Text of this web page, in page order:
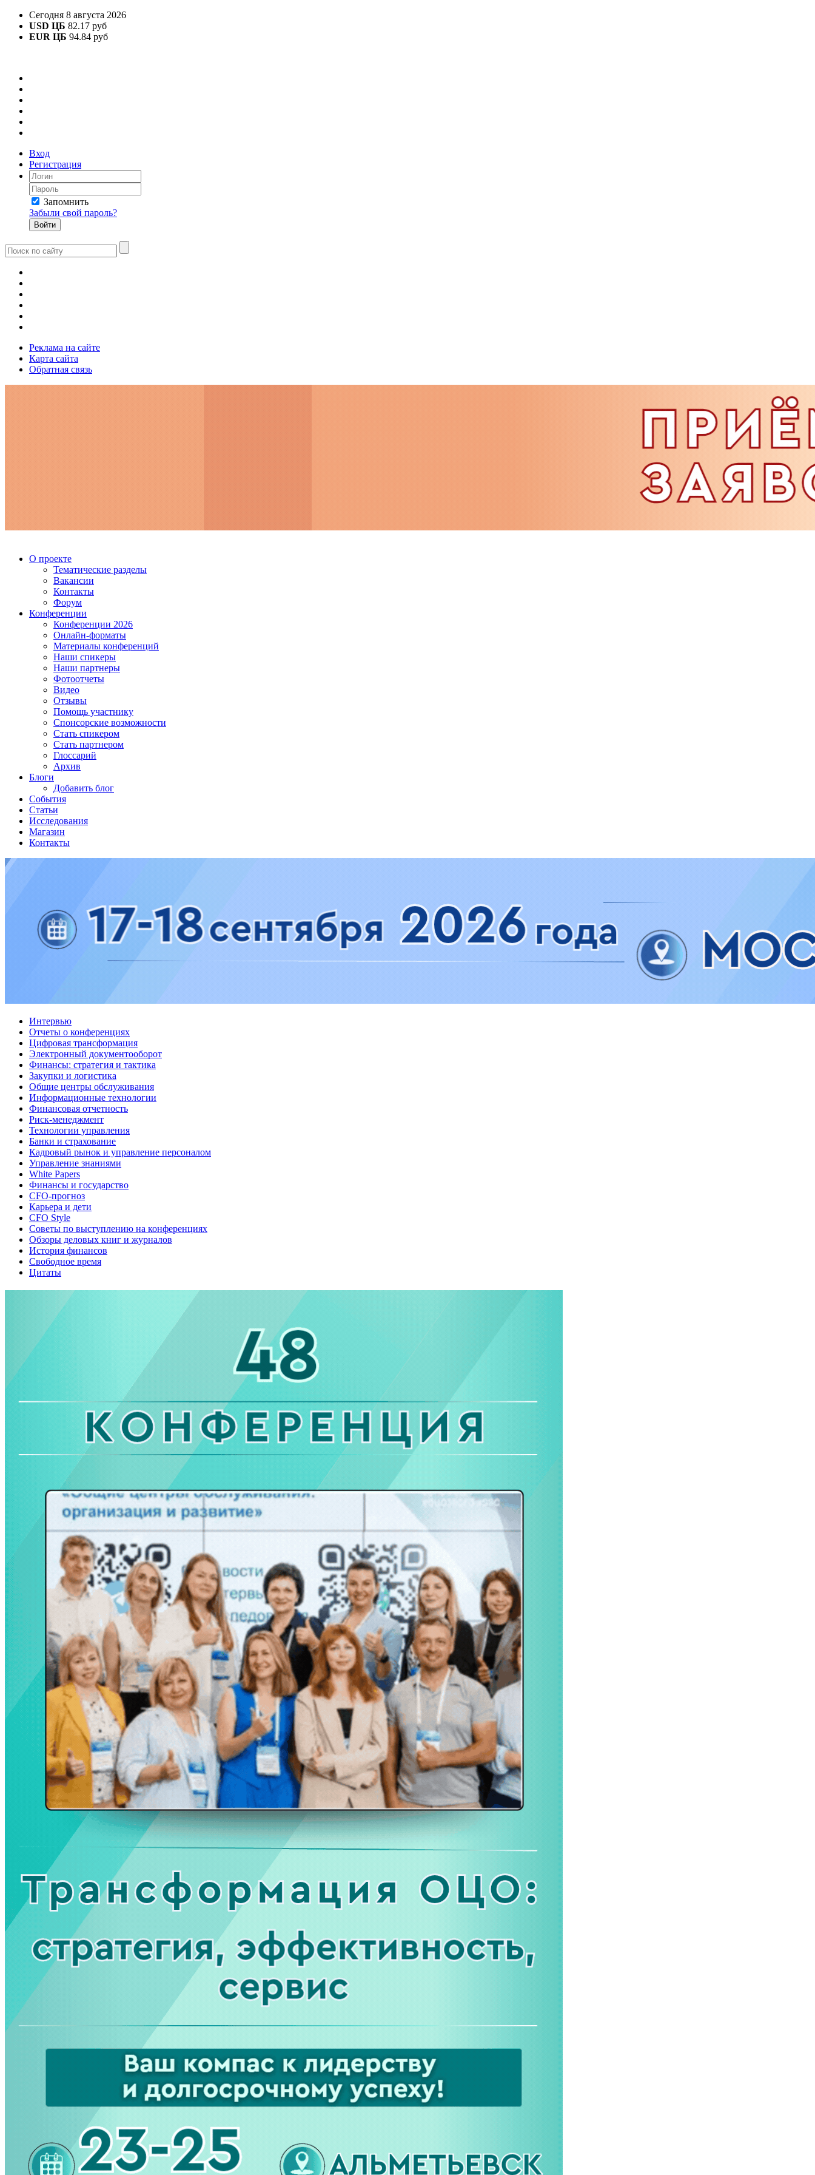
Сегодня 8 августа 2026
USD ЦБ 82.17 руб
EUR ЦБ 94.84 руб
Вход
Регистрация
Запомнить
Забыли свой пароль?
Реклама на сайте
Карта сайта
Обратная связь
О проекте
Тематические разделы
Вакансии
Контакты
Форум
Конференции
Конференции 2026
Онлайн-форматы
Материалы конференций
Наши спикеры
Наши партнеры
Фотоотчеты
Видео
Отзывы
Помощь участнику
Спонсорские возможности
Стать спикером
Стать партнером
Глоссарий
Архив
Блоги
Добавить блог
События
Статьи
Исследования
Магазин
Контакты
Интервью
Отчеты о конференциях
Цифровая трансформация
Электронный документооборот
Финансы: стратегия и тактика
Закупки и логистика
Общие центры обслуживания
Информационные технологии
Финансовая отчетность
Риск-менеджмент
Технологии управления
Банки и страхование
Кадровый рынок и управление персоналом
Управление знаниями
White Papers
Финансы и государство
CFO-прогноз
Карьера и дети
CFO Style
Советы по выступлению на конференциях
Обзоры деловых книг и журналов
История финансов
Свободное время
Цитаты